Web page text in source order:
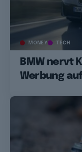
MONEY TECH
BMW nervt
Werbung